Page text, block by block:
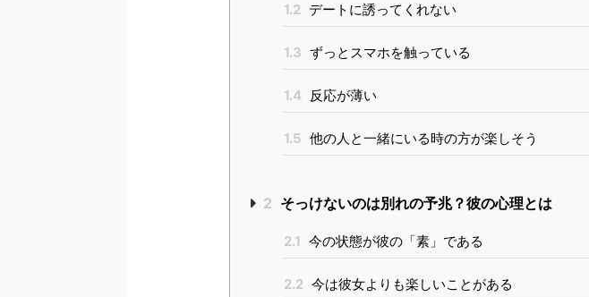
1.2 デートに誘ってくれない
1.3 ずっとスマホを触っている
1.4 反応が薄い
1.5 他の人と一緒にいる時の方が楽しそう
2 そっけないのは別れの予兆？彼の心理とは
2.1 今の状態が彼の「素」である
2.2 今は彼女よりも楽しいことがある